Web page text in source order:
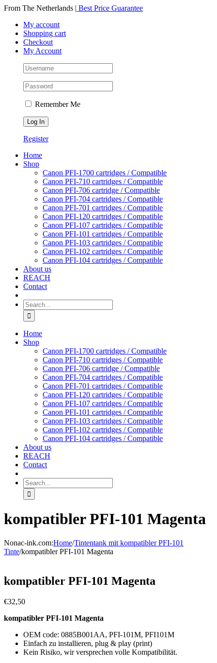
Skip
content
From The Netherlands | Best Price Guarantee
My account
Shopping cart
Checkout
My Account
Remember Me
Register
Home
Shop
Canon PFI-1700 cartridges / Compatible
Canon PFI-710 cartridges / Compatible
Canon PFI-706 cartridge / Compatible
Canon PFI-704 cartridges / Compatible
Canon PFI-701 cartridges / Compatible
Canon PFI-120 cartridges / Compatible
Canon PFI-107 cartridges / Compatible
Canon PFI-101 cartridges / Compatible
Canon PFI-103 cartridges / Compatible
Canon PFI-102 cartridges / Compatible
Canon PFI-104 cartridges / Compatible
About us
REACH
Contact
Search
for:
Home
Shop
Canon PFI-1700 cartridges / Compatible
Canon PFI-710 cartridges / Compatible
Canon PFI-706 cartridge / Compatible
Canon PFI-704 cartridges / Compatible
Canon PFI-701 cartridges / Compatible
Canon PFI-120 cartridges / Compatible
Canon PFI-107 cartridges / Compatible
Canon PFI-101 cartridges / Compatible
Canon PFI-103 cartridges / Compatible
Canon PFI-102 cartridges / Compatible
Canon PFI-104 cartridges / Compatible
About us
REACH
Contact
Search
for:
kompatibler PFI-101 Magenta
Nonac-ink.com:Home/Tintentank mit kompatibler PFI-101
Tinte/kompatibler PFI-101 Magenta
kompatibler PFI-101 Magenta
€32,50
kompatibler PFI-101 Magenta
OEM code: 0885B001AA, PFI-101M, PFI101M
Einfach zu installieren, plug & play (print)
Kein Risiko, wir versprechen volle Kompatibilität.